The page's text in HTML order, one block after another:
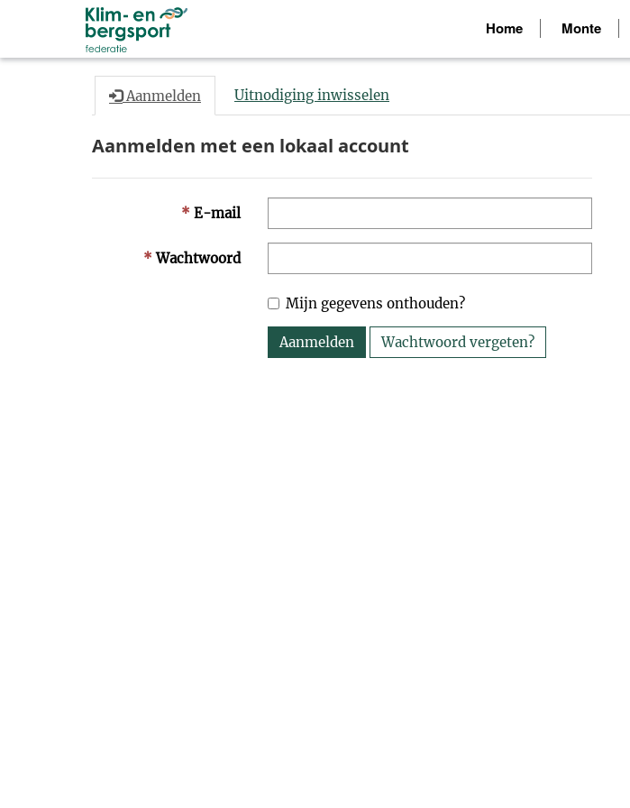
Home Monte
Aanmelden Uitnodiging inwisselen
Aanmelden met een lokaal account
E-mail
Wachtwoord
Mijn gegevens onthouden?
Aanmelden Wachtwoord vergeten?